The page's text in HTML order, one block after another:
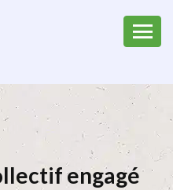
engagé